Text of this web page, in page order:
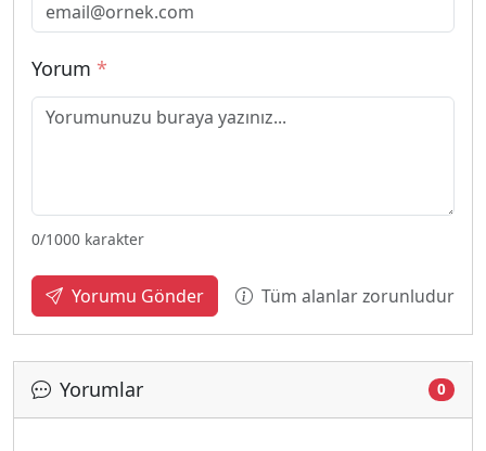
Yorum *
0/1000 karakter
Yorumu Gönder Tüm alanlar zorunludur
Yorumlar 0